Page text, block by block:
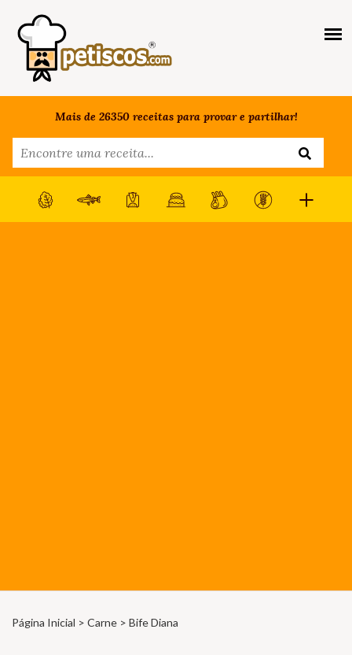
Mais de 26350 receitas para provar e partilhar!
Página Inicial > Carne > Bife Diana